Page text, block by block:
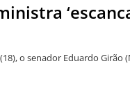
o senador Eduardo Girão